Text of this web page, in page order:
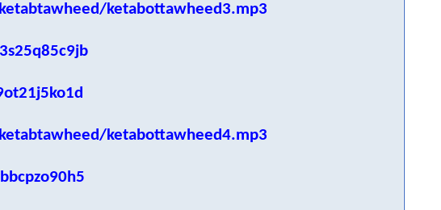
ketabottawheed3.mp3
ketabottawheed4.mp3